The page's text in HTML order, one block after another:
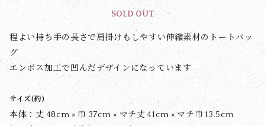
SOLD OUT
程よい持ち手の長さで肩掛けもしやすい伸縮素材のトートバッ
グ
エンボス加工で凹んだデザインになっています
サイズ(約)
本体：丈 48cm × 巾 37cm × マチ丈 41cm × マチ巾 13.5cm